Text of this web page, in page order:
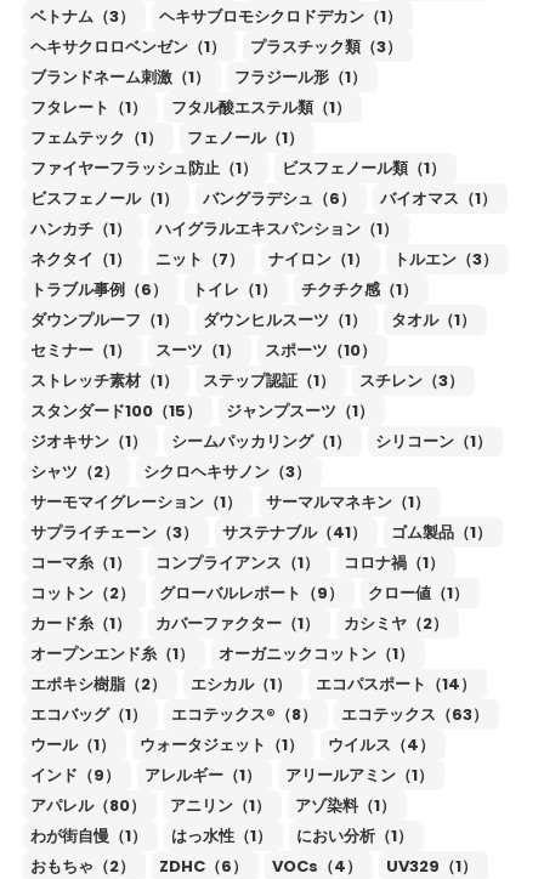
ベトナム（3）
ヘキサブロモシクロドデカン（1）
ヘキサクロロベンゼン（1）
プラスチック類（3）
ブランドネーム刺激（1）
フラジール形（1）
フタレート（1）
フタル酸エステル類（1）
フェムテック（1）
フェノール（1）
ファイヤーフラッシュ防止（1）
ビスフェノール類（1）
ビスフェノール（1）
バングラデシュ（6）
バイオマス（1）
ハンカチ（1）
ハイグラルエキスパンション（1）
ネクタイ（1）
ニット（7） ナイロン（1）
トルエン（3）
トラブル事例（6）
トイレ（1）
チクチク感（1）
ダウンプルーフ（1）
ダウンヒルスーツ（1）
タオル（1）
セミナー（1）
スーツ（1）
スポーツ（10）
ストレッチ素材（1）
ステップ認証（1）
スチレン（3）
スタンダード100（15）
ジャンプスーツ（1）
ジオキサン（1）
シームパッカリング（1）
シリコーン（1）
シャツ（2）
シクロヘキサノン（3）
サーモマイグレーション（1）
サーマルマネキン（1）
サプライチェーン（3）
サステナブル（41）
ゴム製品（1）
コーマ糸（1）
コンプライアンス（1）
コロナ禍（1）
コットン（2）
グローバルレポート（9）
クロー値（1）
カード糸（1）
カバーファクター（1）
カシミヤ（2）
オープンエンド糸（1）
オーガニックコットン（1）
エポキシ樹脂（2）
エシカル（1）
エコパスポート（14）
エコバッグ（1）
エコテックス®（8）
エコテックス（63）
ウール（1）
ウォータジェット（1）
ウイルス（4）
インド（9）
アレルギー（1）
アリールアミン（1）
アパレル（80）
アニリン（1）
アゾ染料（1）
わが街自慢（1）
はっ水性（1）
におい分析（1）
おもちゃ（2）
ZDHC（6） VOCs（4）
UV329（1）